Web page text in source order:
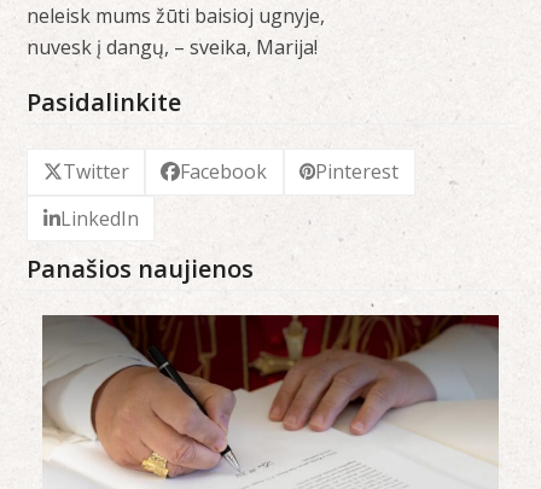
neleisk mums žūti baisioj ugnyje,
nuvesk į dangų, – sveika, Marija!
Pasidalinkite
Twitter Facebook
Pinterest
LinkedIn
Panašios naujienos